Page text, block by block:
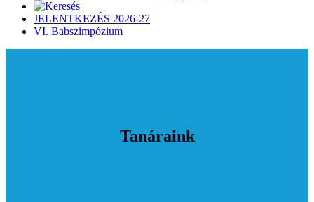
JELENTKEZÉS 2026-27
VI. Babszimpózium
Tanáraink